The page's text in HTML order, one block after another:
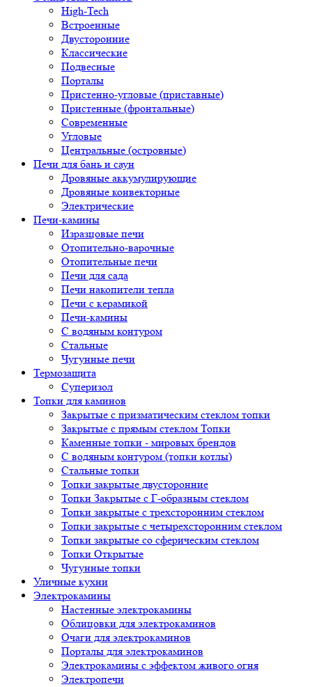
High-Tech
Встроенные
Двусторонние
Классические
Подвесные
Порталы
Пристенно-угловые (приставные)
Пристенные (фронтальные)
Современные
Угловые
Центральные (островные)
Печи для бань и саун
Дровяные аккумулирующие
Дровяные конвекторные
Электрические
Печи-камины
Изразцовые печи
Отопительно-варочные
Отопительные печи
Печи для сада
Печи накопители тепла
Печи с керамикой
Печи-камины
С водяным контуром
Стальные
Чугунные печи
Термозащита
Суперизол
Топки для каминов
Закрытые с призматическим стеклом топки
Закрытые с прямым стеклом Топки
Каменные топки - мировых брендов
С водяным контуром (топки котлы)
Стальные топки
Топки закрытые двусторонние
Топки Закрытые с Г-образным стеклом
Топки закрытые с трехсторонним стеклом
Топки закрытые с четырехсторонним стеклом
Топки закрытые со сферическим стеклом
Топки Открытые
Чугунные топки
Уличные кухни
Электрокамины
Настенные электрокамины
Облицовки для электрокаминов
Очаги для электрокаминов
Порталы для электрокаминов
Электрокамины с эффектом живого огня
Электропечи